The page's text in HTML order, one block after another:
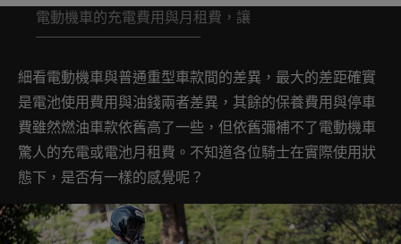
電動機車的充電費用與月租費，讓
細看電動機車與普通重型車款間的差異，最大的差距確實
是電池使用費用與油錢兩者差異，其餘的保養費用與停車
費雖然燃油車款依舊高了一些，但依舊彌補不了電動機車
驚人的充電或電池月租費。不知道各位騎士在實際使用狀
態下，是否有一樣的感覺呢？